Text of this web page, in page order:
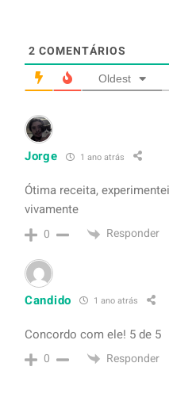
2 COMENTÁRIOS
Oldest
Jorge 1 ano atrás
Ótima receita,
vivamente
0 Responder
Candido 1 ano atrás
Concordo com ele! 5 de 5
0 Responder